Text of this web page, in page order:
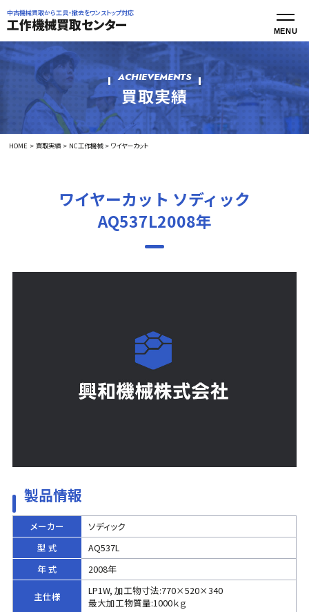
中古機械買取から工具・撤去をワンストップ対応
工作機械買取センター
ACHIEVEMENTS
買取実績
HOME 買取実績 NC工作機械 ワイヤーカット
ワイヤーカット ソディック
AQ537L2008年
製品情報
メーカー
ソディック
型 式
AQ537L
年 式
2008年
主仕様
LP1W, 加工物寸法:770×520×340
最大加工物質量:1000ｋｇ